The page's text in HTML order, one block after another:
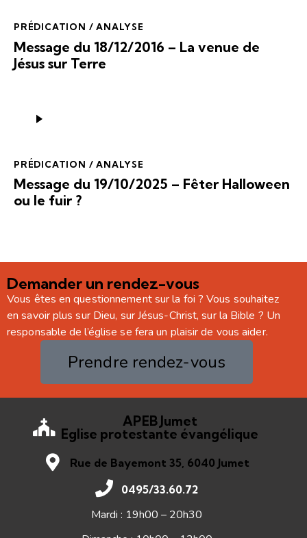
PRÉDICATION / ANALYSE
Message du 18/12/2016 – La venue de
Jésus sur Terre
audio
PRÉDICATION / ANALYSE
Message du 19/10/2025 – Fêter Halloween
ou le fuir ?
Demander un rendez-vous
Vous êtes en questionnement sur la foi ? Vous souhaitez
en savoir plus sur Dieu, sur Jésus-Christ, sur la Bible ? Un
responsable de l’église se fera un plaisir de vous aider.
Prendre rendez-vous
APEB Jumet
Eglise protestante évangélique
Rue de Bayemont 35, 6040 Jumet
0495/33.60.72
Mardi : 19h00 – 20h30